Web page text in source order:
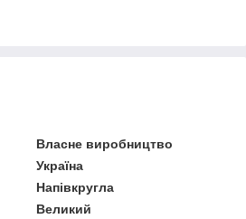
Власне виробництво
Україна
Напівкругла
Великий